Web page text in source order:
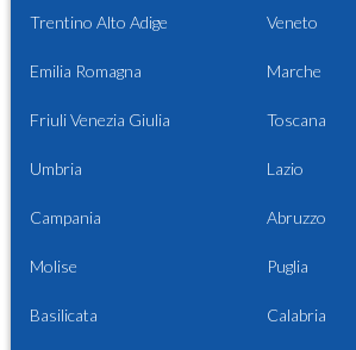
Trentino Alto Adige Veneto
Emilia Romagna Marche
Friuli Venezia Giulia Toscana
Umbria Lazio
Campania Abruzzo
Molise Puglia
Basilicata Calabria